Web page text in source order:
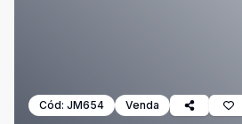
Cód: JM654 Venda